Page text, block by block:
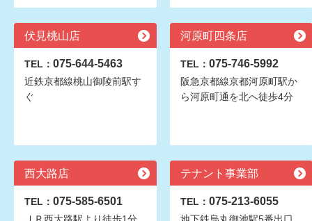
伏見桃山店
TEL： 075-644-5463
近鉄京都線桃山御陵前駅す
ぐ
河原町四条店
TEL： 075-746-5992
阪急京都線京都河原町駅か
ら河原町通を北へ徒歩4分
西大路店
TEL： 075-585-6501
テナント事業部
TEL： 075-213-6055